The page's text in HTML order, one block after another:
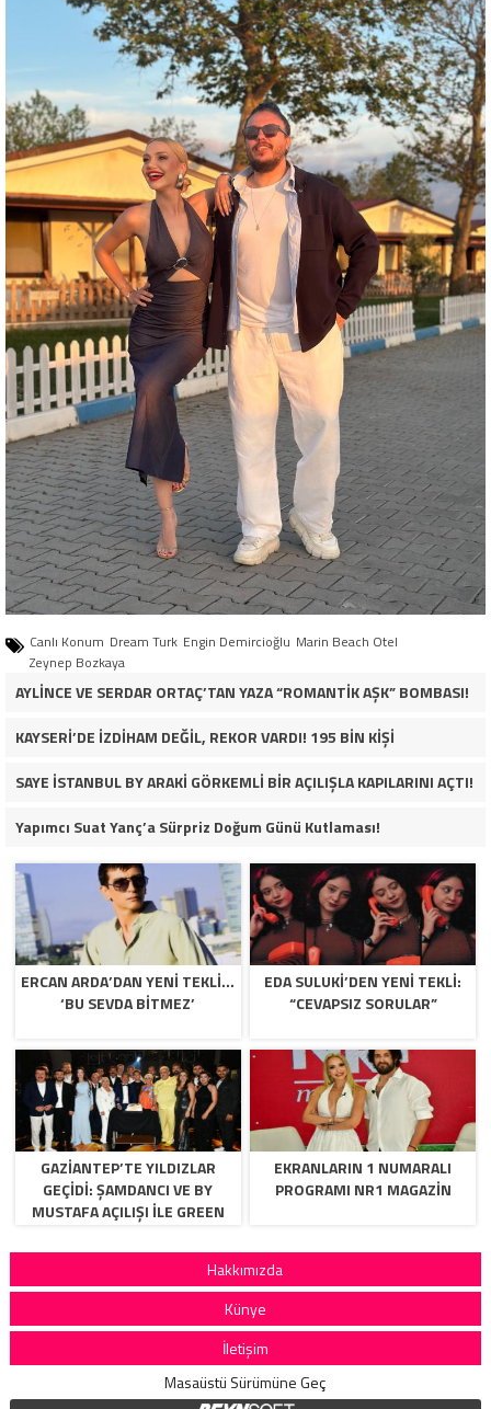
Canlı Konum Dream Turk Engin Demircioğlu Marin Beach Otel
Zeynep Bozkaya
AYLİNCE VE SERDAR ORTAÇ’TAN YAZA “ROMANTİK AŞK” BOMBASI!
KAYSERİ’DE İZDİHAM DEĞİL, REKOR VARDI! 195 BİN KİŞİ
SAYE İSTANBUL BY ARAKİ GÖRKEMLİ BİR AÇILIŞLA KAPILARINI AÇTI!
Yapımcı Suat Yanç’a Sürpriz Doğum Günü Kutlaması!
ERCAN ARDA’DAN YENI TEKLI…
‘BU SEVDA BITMEZ’
EDA SULUKI’DEN YENI TEKLI:
“CEVAPSIZ SORULAR”
GAZİANTEP’TE YILDIZLAR
GEÇİDİ: ŞAMDANCI VE BY
MUSTAFA AÇILIŞI İLE GREEN
EKRANLARIN 1 NUMARALI
PROGRAMI NR1 MAGAZIN
Hakkımızda
Künye
İletişim
Masaüstü Sürümüne Geç